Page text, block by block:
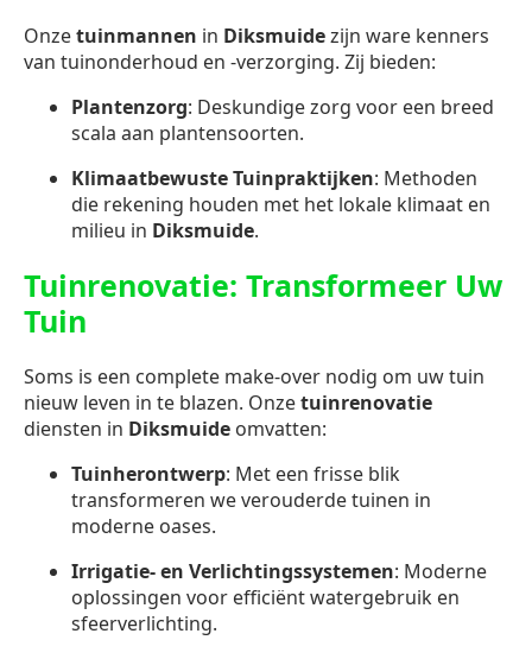
Onzetuinmannen in Diksmuidezijn ware kenners
van tuinonderhoud en -verzorging. Zij bieden:
Plantenzorg: Deskundige zorg voor een breed
scala aan plantensoorten.
Klimaatbewuste Tuinpraktijken: Methoden
die rekening houden met het lokale klimaat en
milieu in Diksmuide.
Tuinrenovatie: Transformeer Uw
Tuin
Soms is een complete make-over nodig om uw tuin
nieuw leven in te blazen. Onzetuinrenovatie
diensten in Diksmuide omvatten:
Tuinherontwerp: Met een frisse blik
transformeren we verouderde tuinen in
moderne oases.
Irrigatie- en Verlichtingssystemen: Moderne
oplossingen voor efficiënt watergebruik en
sfeerverlichting.